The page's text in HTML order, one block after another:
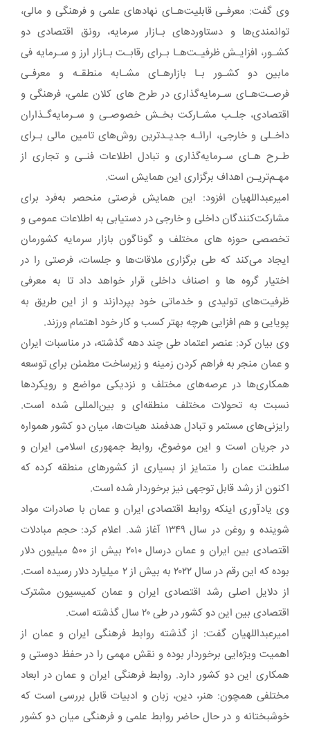
وی گفت: معرفـی قابلیت‌هـای نهادهای علمی و فرهنگی و مالی،
توانمندی‌ها و دستاوردهای بـازار سرمایه، رونق اقتصادی دو
کشـور، افزایـش ظرفیـت‌هـا بـرای رقابـت بـازار ارز و سـرمایه فی
مابین دو کشـور بـا بازارهـای مشـابه منطقـه و معرفـی
فرصـت‌هـای سـرمایه‌گذاری در طرح های کلان علمی، فرهنگی و
اقتصادی، جلـب مشـارکت بخـش خصوصـی و سـرمایه‌گـذاران
داخـلی و خارجی، ارائـه جدیـدترین روش‌های تامین مالی بـرای
طـرح هـای سـرمایه‌گذاری و تبادل اطلاعات فنـی و تجاری از
مهـم‌تریـن اهداف برگزاری این همایش است.
امیرعبداللهیان افزود: این همایش فرصتی منحصر به‌فرد برای
مشارکت‌کنندگان داخلی و خارجی در دستیابی به اطلاعات عمومی و
تخصصی حوزه های مختلف و گوناگون بازار سرمایه کشورمان
ایجاد می‌کند که طی برگزاری ملاقات‌ها و جلسات، فرصتی را در
اختیار گروه ها و اصناف داخلی قرار خواهد داد تا به معرفی
ظرفیت‌های تولیدی و خدماتی خود بپردازند و از این طریق به
پویایی و هم افزایی هرچه بهتر کسب و کار خود اهتمام ورزند.
وی بیان کرد: عنصر اعتماد طی چند دهه گذشته، در مناسبات ایران
و عمان منجر به فراهم کردن زمینه و زیرساخت مطمئن برای توسعه
همکاری‌ها در عرصه‌های مختلف و نزدیکی مواضع و رویکردها
نسبت به تحولات مختلف منطقه‌ای و بین‌المللی شده است.
رایزنی‌های مستمر و تبادل هدفمند هیات‌ها، میان دو کشور همواره
در جریان است و این موضوع، روابط جمهوری اسلامی ایران و
سلطنت عمان را متمایز از بسیاری از کشورهای منطقه کرده که
اکنون از رشد قابل توجهی نیز برخوردار شده است.
وی یادآوری اینکه روابط اقتصادی ایران و عمان با صادرات مواد
شوینده و روغن در سال ۱۳۴۹ آغاز شد. اعلام کرد: حجم مبادلات
اقتصادی بین ایران و عمان درسال ۲۰۱۰ بیش از ۵۰۰ میلیون دلار
بوده که این رقم در سال ۲۰۲۲ به بیش از ۲ میلیارد دلار رسیده است.
از دلایل اصلی رشد اقتصادی ایران و عمان کمیسیون مشترک
اقتصادی بین این دو کشور در طی ۲۰ سال گذشته است.
امیرعبداللهیان گفت: از گذشته روابط فرهنگی ایران و عمان از
اهمیت ویژه‌ایی برخوردار بوده و نقش مهمی را در حفظ دوستی و
همکاری این دو کشور دارد. روابط فرهنگی ایران و عمان در ابعاد
مختلفی همچون: هنر، دین، زبان و ادبیات قابل بررسی است که
خوشبختانه و در حال حاضر روابط علمی و فرهنگی میان دو کشور